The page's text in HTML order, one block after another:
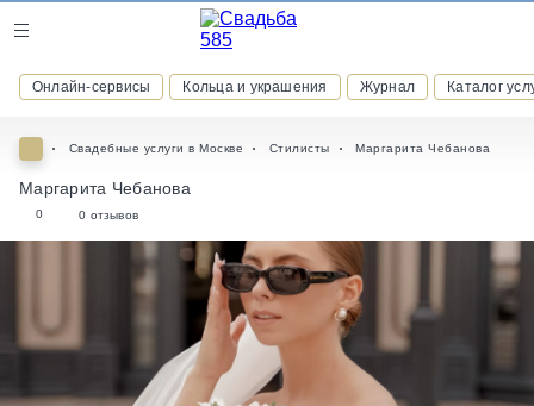
Онлайн-сервисы Кольца и украшения Журнал Каталог
ВСТУПАЙТЕ В КЛУБ ПРИВИЛЕГИЙ
присоединяйтесь к закрытому сообществу и получайте
скидки и бонусы за участие
РЕГИСТРАЦИЯ
Свадебные услуги в Москве Стилисты Маргарита Чебанова
Маргарита Чебанова
0 0 отзывов